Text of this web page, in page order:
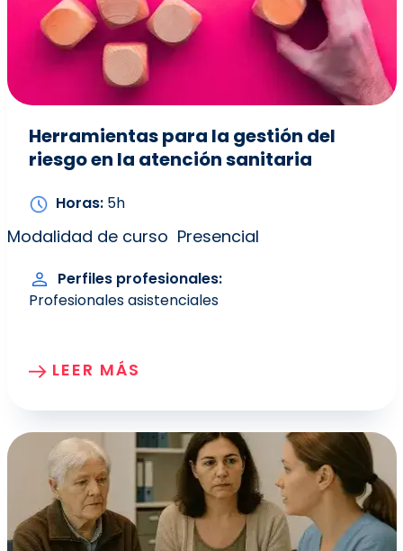
Herramientas para la gestión del
riesgo en la atención sanitaria
Horas 5h
Modalidad de curso Presencial
Perfiles profesionales
Profesionales asistenciales
LEER MÁS